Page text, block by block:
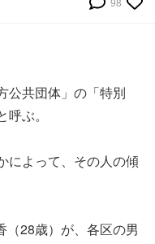
公共団体」の「特別
ぶ。
によって、その人の傾
（28歳）が、各区の男